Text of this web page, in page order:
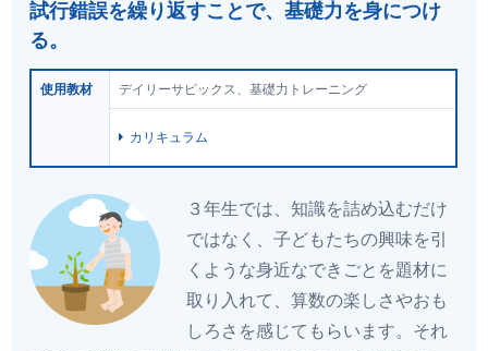
試行錯誤を繰り返すことで、基礎力を身につけ
る。
使用教材 デイリーサピックス、基礎力トレーニング
カリキュラム
３年生では、知識を詰め込むだけ
ではなく、子どもたちの興味を引
くような身近なできごとを題材に
取り入れて、算数の楽しさやおも
しろさを感じてもらいます。それ